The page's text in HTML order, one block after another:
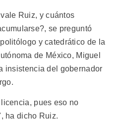
Ruiz, y cuántos
se preguntó
y catedrático de la
de México, Miguel
insistencia del gobernador
pues eso no
ha dicho Ruiz.